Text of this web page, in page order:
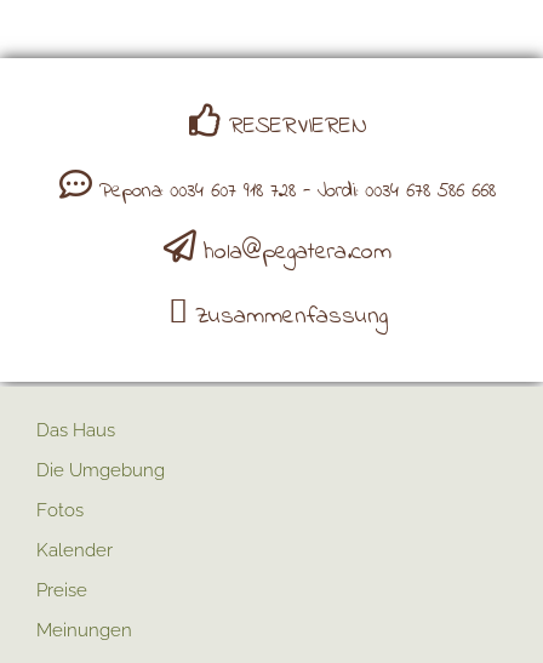
RESERVIEREN
Pepona: 0034 607 918 728 - Jordi: 0034 678 586 668
hola@pegatera.com
Zusammenfassung
Das Haus
Die Umgebung
Fotos
Kalender
Preise
Meinungen